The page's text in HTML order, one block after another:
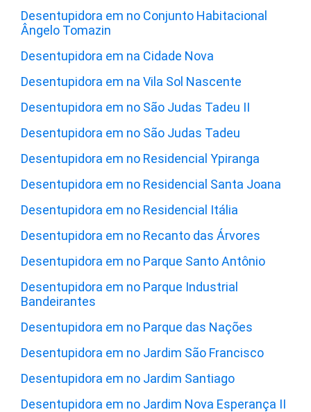
Desentupidora em no Conjunto Habitacional
Ângelo Tomazin
Desentupidora em na Cidade Nova
Desentupidora em na Vila Sol Nascente
Desentupidora em no São Judas Tadeu II
Desentupidora em no São Judas Tadeu
Desentupidora em no Residencial Ypiranga
Desentupidora em no Residencial Santa Joana
Desentupidora em no Residencial Itália
Desentupidora em no Recanto das Árvores
Desentupidora em no Parque Santo Antônio
Desentupidora em no Parque Industrial
Bandeirantes
Desentupidora em no Parque das Nações
Desentupidora em no Jardim São Francisco
Desentupidora em no Jardim Santiago
Desentupidora em no Jardim Nova Esperança II